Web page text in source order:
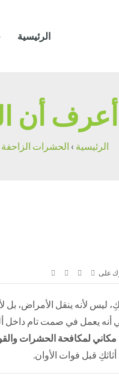
الرئيسية
أن
الرئيسية › الحشرات الزاحفة
على
لأنه ينقل الأمراض، بل
أنه يعمل في صمت تام داخل
مكاني لمكافحة الحشرات
قبل فوات الأوان.